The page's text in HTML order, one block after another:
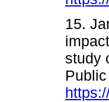
15.
study